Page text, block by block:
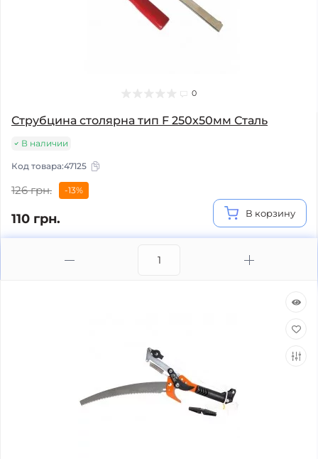
0
Струбцина столярна тип F 250x50мм Сталь
В наличии
Код товара:47125
126 грн. -13%
110 грн. В корзину